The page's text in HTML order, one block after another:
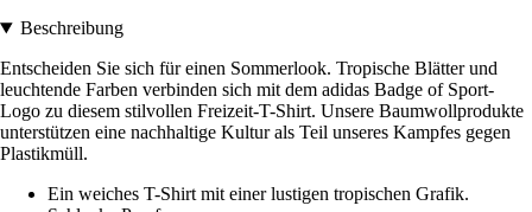
Beschreibung
Entscheiden Sie sich für einen Sommerlook. Tropische Blätter und
leuchtende Farben verbinden sich mit dem adidas Badge of Sport-
Logo zu diesem stilvollen Freizeit-T-Shirt. Unsere Baumwollprodukte
unterstützen eine nachhaltige Kultur als Teil unseres Kampfes gegen
Plastikmüll.
Ein weiches T-Shirt mit einer lustigen tropischen Grafik.